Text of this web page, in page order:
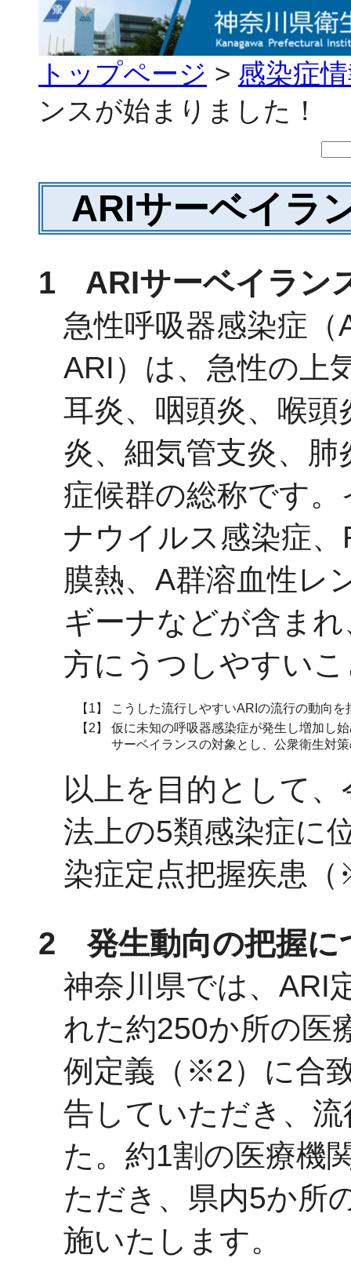
トップページ > 感染症
ンスが始まりました！
ARIサーベイラ
1 ARIサーベイラン
急性呼吸器感染症
ARI）は、急性の上
耳炎、咽頭炎、喉
炎、細気管支炎、
症候群の総称です
ナウイルス感染症
膜熱、A群溶血性レ
ギーナなどが含ま
方にうつしやすい
【1】
こうした流行しやすいARIの流行の動向を
【2】
仮に未知の呼吸器感染症が発生し増加し
サーベイランスの対象とし、公衆衛生対
以上を目的として
法上の5類感染症に
染症定点把握疾患
2 発生動向の把握に
神奈川県では、ARI
れた約250か所の医
例定義（※2）に合
告していただき、
た。約1割の医療機
ただき、県内5か所
施いたします。